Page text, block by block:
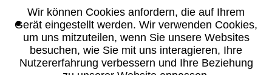
Suche
Wir können Cookies anfordern, die auf Ihrem
Gerät eingestellt werden. Wir verwenden Cookies,
um uns mitzuteilen, wenn Sie unsere Websites
besuchen, wie Sie mit uns interagieren, Ihre
Nutzererfahrung verbessern und Ihre Beziehung